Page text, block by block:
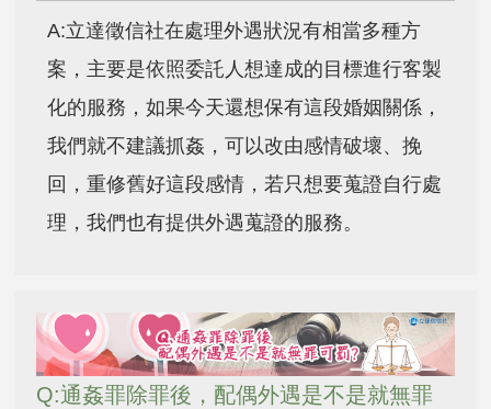
A:立達徵信社在處理外遇狀況有相當多種方
案，主要是依照委託人想達成的目標進行客製
化的服務，如果今天還想保有這段婚姻關係，
我們就不建議抓姦，可以改由感情破壞、挽
回，重修舊好這段感情，若只想要蒐證自行處
理，我們也有提供外遇蒐證的服務。
Q:通姦罪除罪後，配偶外遇是不是就無罪